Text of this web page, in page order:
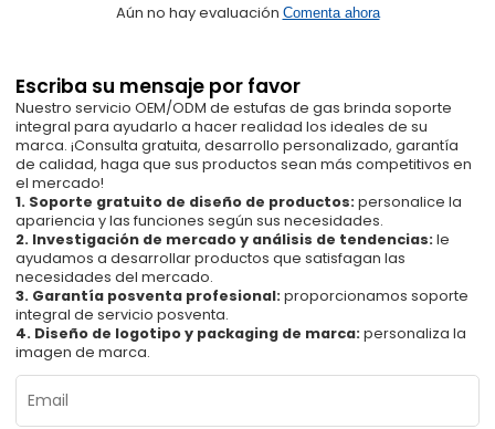
Aún no hay evaluación Comenta ahora
Escriba su mensaje por favor
Nuestro servicio OEM/ODM de estufas de gas brinda soporte
integral para ayudarlo a hacer realidad los ideales de su
marca. ¡Consulta gratuita, desarrollo personalizado, garantía
de calidad, haga que sus productos sean más competitivos en
el mercado!
1. Soporte gratuito de diseño de productos: personalice la
apariencia y las funciones según sus necesidades.
2. Investigación de mercado y análisis de tendencias: le
ayudamos a desarrollar productos que satisfagan las
necesidades del mercado.
3. Garantía posventa profesional: proporcionamos soporte
integral de servicio posventa.
4. Diseño de logotipo y packaging de marca: personaliza la
imagen de marca.